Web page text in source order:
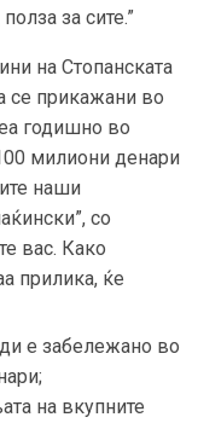
за сите.”
на Стопанската
се прикажани во
годишно во
милиони денари
наши
со
вас. Како
прилика, ќе
е забележано во
на вкупните